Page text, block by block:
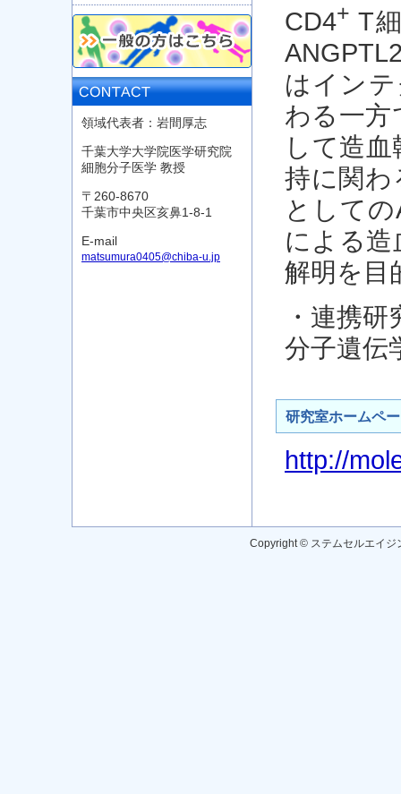
領域代表者：岩間厚志
千葉大学大学院医学研究院
細胞分子医学 教授
〒260-8670
千葉市中央区亥鼻1-8-1
E-mail
matsumura0405@chiba-u.jp
CD4+ T
はイン
わる一方
して造
持に関わ
として
による造
解明を目
・連携
分子遺伝
研究室ホームペ
http://
Copyright © ステムセルエイジ